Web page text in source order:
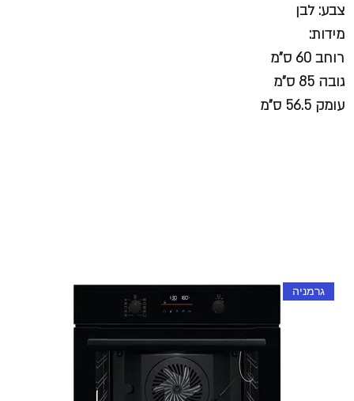
צבע: לבן
מידות:
רוחב 60 ס"מ
גובה 85 ס"מ
עומק 56.5 ס"מ
גרמניה